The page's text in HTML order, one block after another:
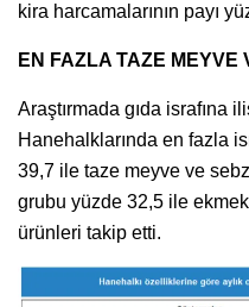
kira harcamalarının payı
EN FAZLA TAZE MEYVE
Araştırmada gıda israfına
Hanehalklarında en fazla
39,7 ile taze meyve ve
grubu yüzde 32,5 ile
ürünleri takip etti.